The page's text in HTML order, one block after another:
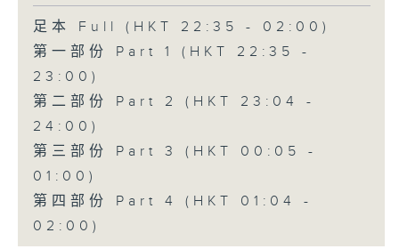
足本 Full (HKT 22:35 - 02:00)
第一部份 Part 1 (HKT 22:35 -
23:00)
第二部份 Part 2 (HKT 23:04 -
24:00)
第三部份 Part 3 (HKT 00:05 -
01:00)
第四部份 Part 4 (HKT 01:04 -
02:00)